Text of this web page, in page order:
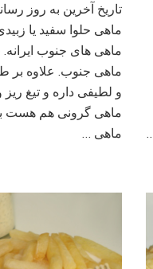
ماهی حلوا سفید یا
ماهی های جنوب
ماهی جنوب. علاوه
و لطیفی داره و تیغ ریز
ماهی گرونی هم هست
ماهی …